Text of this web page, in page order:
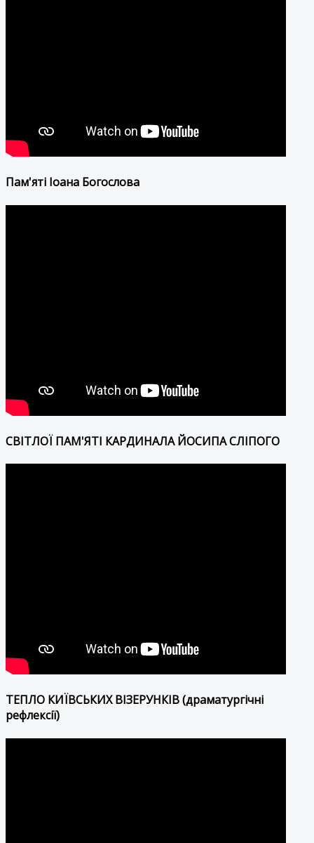
Пам'яті Іоана Богослова
СВІТЛОЇ ПАМ'ЯТІ КАРДИНАЛА ЙОСИПА СЛІПОГО
ТЕПЛО КИЇВСЬКИХ ВІЗЕРУНКІВ (драматургічні
рефлексії)